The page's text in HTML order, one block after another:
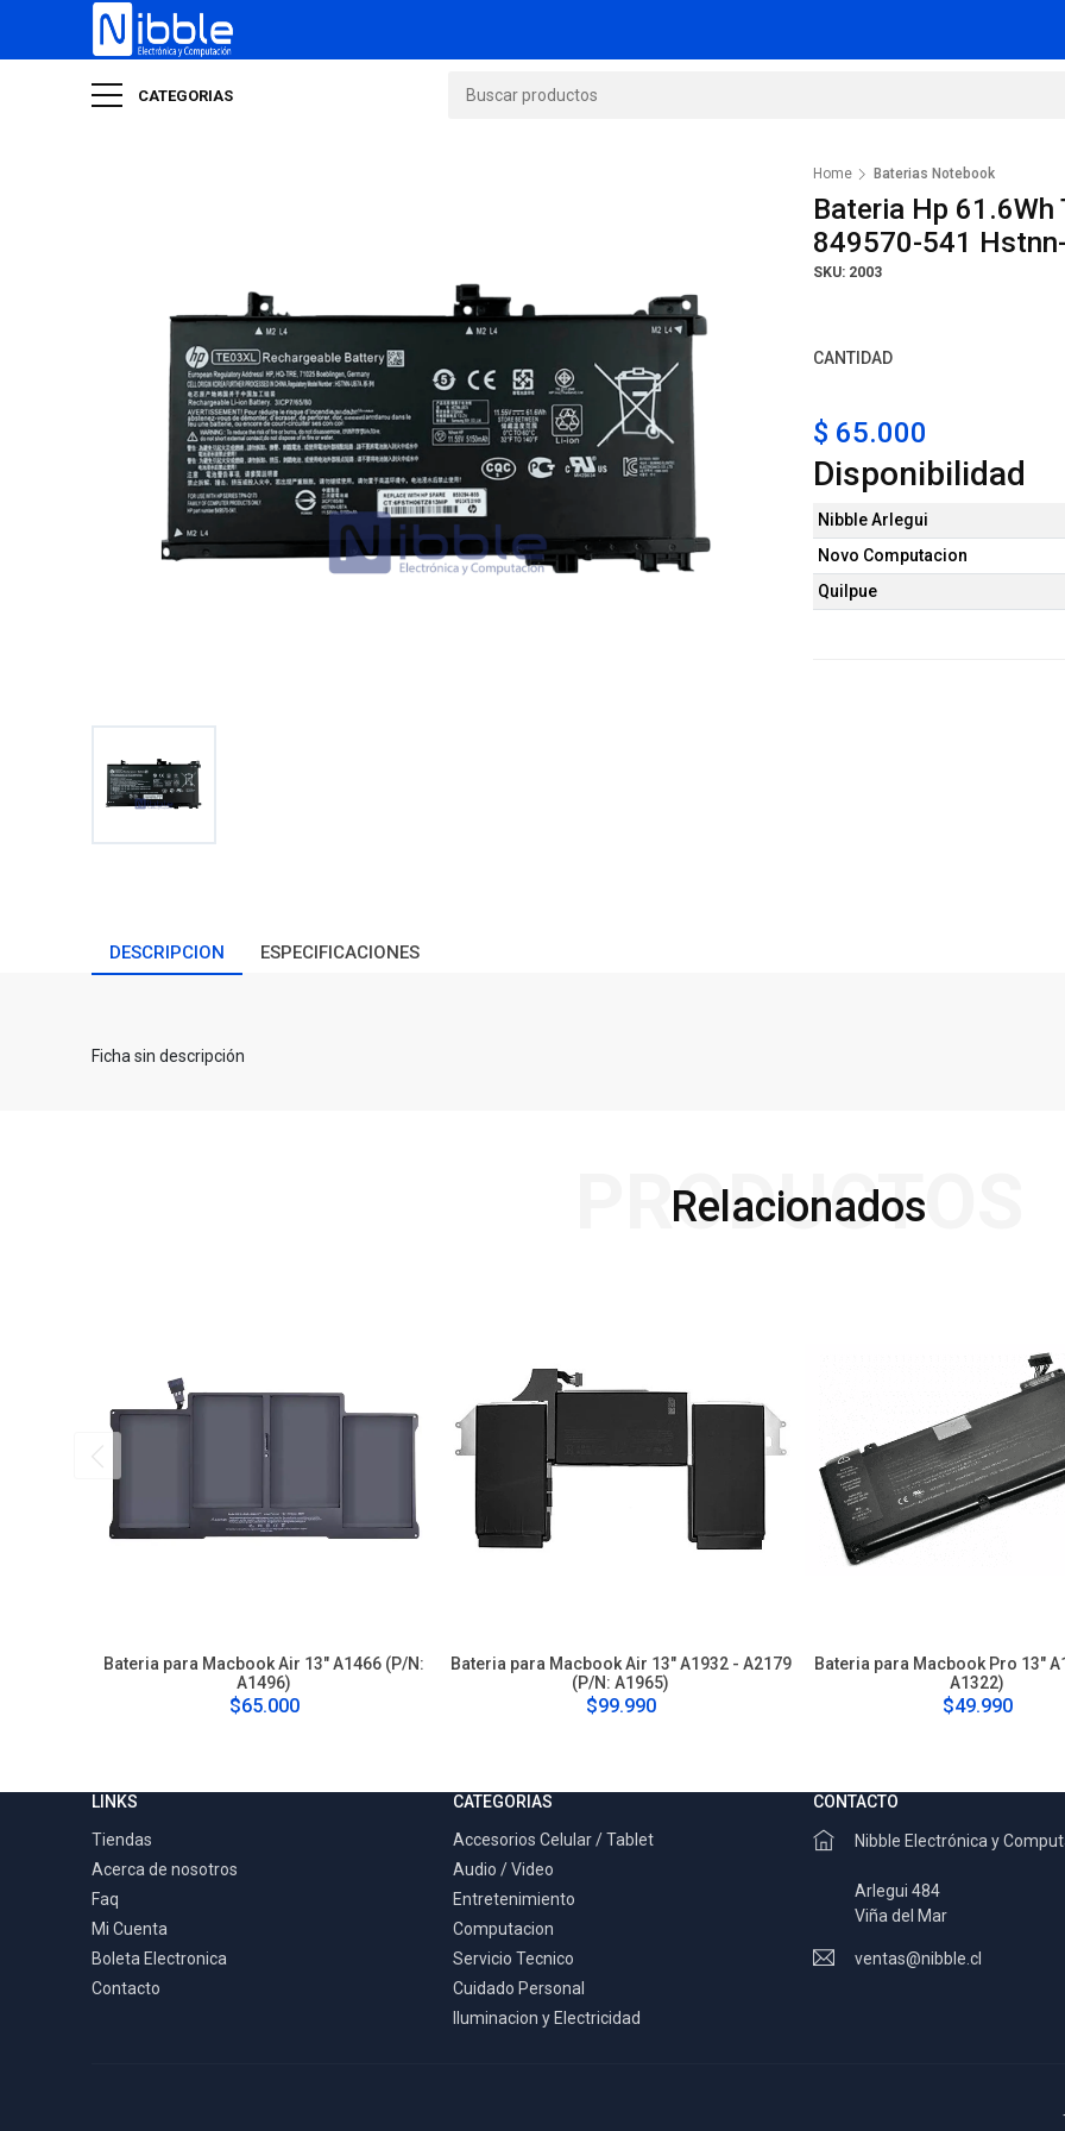
CATEGORIAS
Home Baterias Notebook
Bateria Hp
849570-541
SKU: 2003
CANTIDAD
$ 65.000
Disponibilidad
Nibble Arlegui
Novo Computacion
Quilpue
DESCRIPCION ESPECIFICACIONES
Ficha sin descripción
Relacionados
PRODUCTOS
Bateria para Macbook Air 13" A1466 (P/N:
A1496)
$65.000
Bateria para Macbook Air 13" A1932 - A2179
(P/N: A1965)
$99.990
Bateria para Macbook Pro 13"
A1322)
$49.990
LINKS
Tiendas
Acerca de nosotros
Faq
Mi Cuenta
Boleta Electronica
Contacto
CATEGORIAS
Accesorios Celular / Tablet
Audio / Video
Entretenimiento
Computacion
Servicio Tecnico
Cuidado Personal
Iluminacion y Electricidad
CONTACTO
Nibble Electrónica y
Arlegui 484
Viña del Mar
ventas@nibble.cl